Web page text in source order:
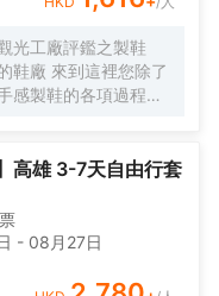
光工廠評鑑之製鞋
您除了
感製鞋的各項過程
高雄 3-7天自由行套
- 08月27日